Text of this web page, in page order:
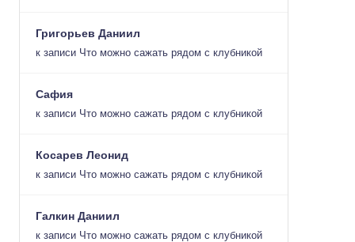
Григорьев Даниил
к записи Что можно сажать рядом с клубникой
Сафия
к записи Что можно сажать рядом с клубникой
Косарев Леонид
к записи Что можно сажать рядом с клубникой
Галкин Даниил
к записи Что можно сажать рядом с клубникой